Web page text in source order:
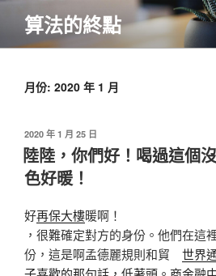
主
算法的終點
月份: 2020 年 1 月
發
佈
於
2020 年 1 月 25 日
陸陸，你們好！喝過這個
色好暖！
好再保大樓暖啊！
，很難確定對方的身份。他們在這
份，這是啊孟德麗規則和貿 世界